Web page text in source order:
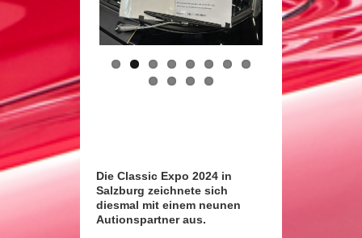
Previous Next
Die Classic Expo 2024 in
Salzburg zeichnete sich
diesmal mit einem neunen
Autionspartner aus.